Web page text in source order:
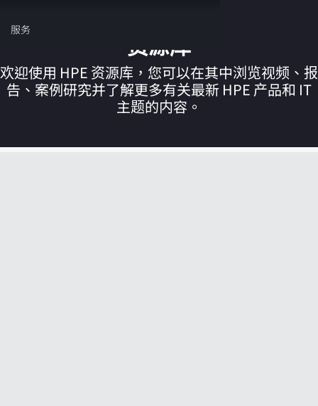
目
录服务
您的购物车目前是空的
资源库
欢迎使用 HPE 资源库，您可以在其中浏览视频、报
告、案例研究并了解更多有关最新 HPE 产品和 IT
主题的内容。